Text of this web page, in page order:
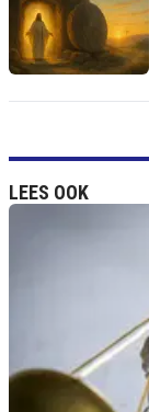
LEES OOK